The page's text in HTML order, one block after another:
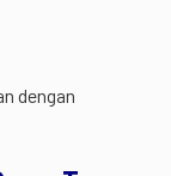
dengan